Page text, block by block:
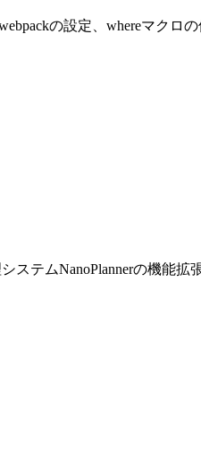
の設定、whereマクロ
テムNanoPlannerの機能